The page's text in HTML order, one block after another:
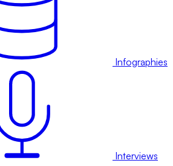
Infographies
Interviews